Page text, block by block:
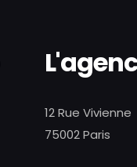
12 Rue Vivienne
75002 Paris